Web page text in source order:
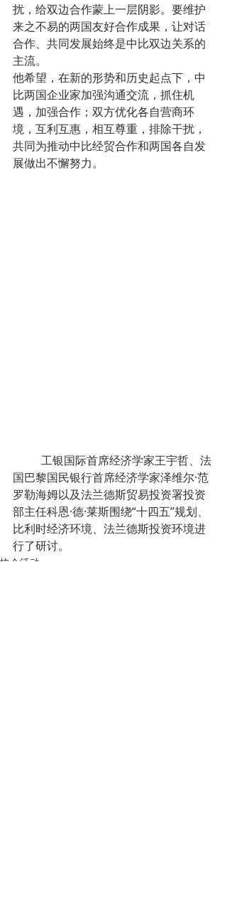
扰，给双边合作蒙上一层阴影。要维护
来之不易的两国友好合作成果，让对话
合作、共同发展始终是中比双边关系的
主流。
他希望，在新的形势和历史起点下，中
比两国企业家加强沟通交流，抓住机
遇，加强合作；双方优化各自营商环
境，互利互惠，相互尊重，排除干扰，
共同为推动中比经贸合作和两国各自发
展做出不懈努力。
国巴黎国民银行首席经济学家泽维尔·范
罗勒海姆以及法兰德斯贸易投资署投资
部主任科恩·德·莱斯围绕“十四五”规划、
比利时经济环境、法兰德斯投资环境进
行了研讨。
协会活动